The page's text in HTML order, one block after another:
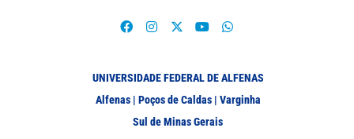
UNIVERSIDADE FEDERAL DE ALFENAS
Alfenas | Poços de Caldas | Varginha
Sul de Minas Gerais